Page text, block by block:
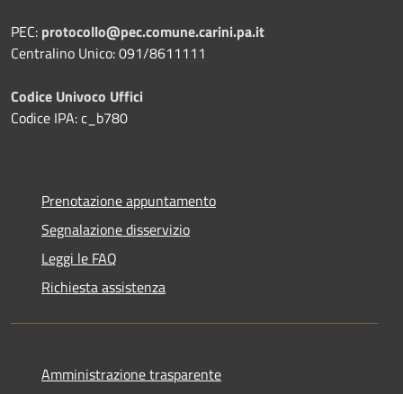
PEC: protocollo@pec.comune.carini.pa.it
Centralino Unico: 091/8611111
Codice Univoco Uffici
Codice IPA: c_b780
Prenotazione appuntamento
Segnalazione disservizio
Leggi le FAQ
Richiesta assistenza
Amministrazione trasparente